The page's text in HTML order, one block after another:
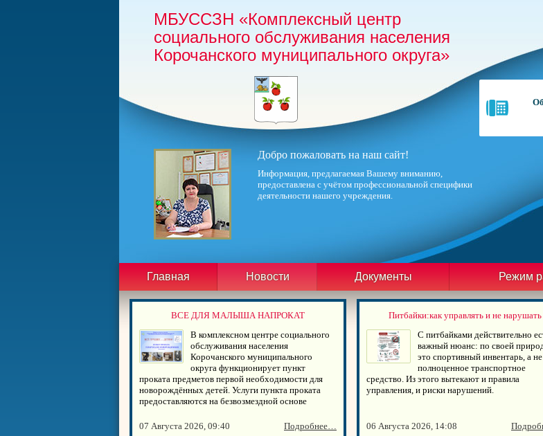
МБУССЗН «Комплексный центр
социального обслуживания населения
Корочанского муниципального округа»
Добро пожаловать на наш сайт!
Информация, предлагаемая Вашему вниманию,
предоставлена с учётом профессиональной специфики
деятельности нашего учреждения.
Главная Новости Документы Режим
ВСЕ ДЛЯ МАЛЫША НАПРОКАТ
В комплексном центре социального
обслуживания населения
Корочанского муниципального
округа функционирует пункт
проката предметов первой необходимости для
новорождённых детей. Услуги пункта проката
предоставляются на безвозмездной основе
07 Августа 2026, 09:40 Подробнее…
Питбайки:как управлять и не нарушать
С питбайками действительно
важный нюанс: по своей
это спортивный инвентарь, а не
полноценное транспортное
средство. Из этого вытекают и правила
управления, и риски нарушений.
06 Августа 2026, 14:08